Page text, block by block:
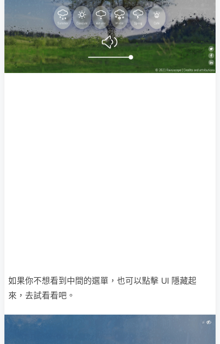
如果你不想看到中間的選單，也可以點擊 UI 隱藏起
來，去試看看吧。